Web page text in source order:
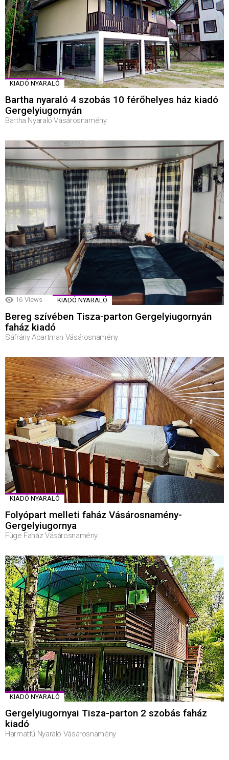
KIADÓ NYARALÓ
Bartha nyaraló 4 szobás 10 férőhelyes ház kiadó
Gergelyiugornyán
Bartha Nyaraló Vásárosnamény
16 Views KIADÓ NYARALÓ
Bereg szívében Tisza-parton Gergelyiugornyán
faház kiadó
Sáfrány Apartman Vásárosnamény
KIADÓ NYARALÓ
Folyópart melleti faház Vásárosnamény-
Gergelyiugornya
Füge Faház Vásárosnamény
KIADÓ NYARALÓ
Gergelyiugornyai Tisza-parton 2 szobás faház
kiadó
Harmatfű Nyaraló Vásárosnamény